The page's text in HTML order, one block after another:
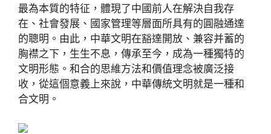
最為本質的特征，體現了中國前人在解決自我存
在、社會發展、國家管理等層面所具有的圓融通達
的聰明。由此，中華文明在豁達開放、兼容并蓄的
胸襟之下，生生不息，傳承至今，成為一種獨特的
文明形態。和合的思維方法和價值理念被廣泛接
收，從這個意義上來說，中華傳統文明就是一種和
合文明。